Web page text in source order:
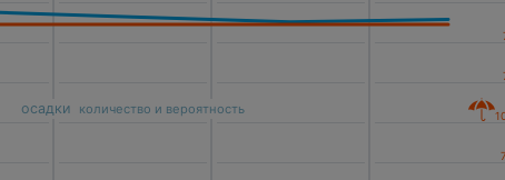
осадки количество и вероятность